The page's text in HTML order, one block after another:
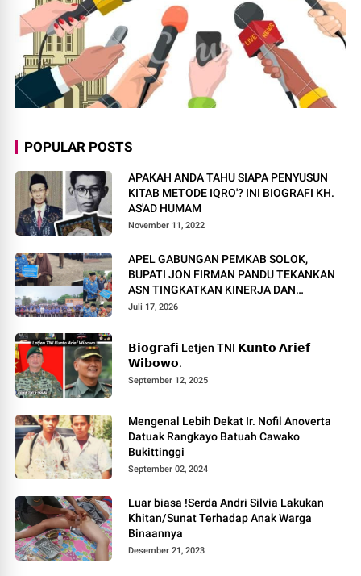
POPULAR POSTS
APAKAH ANDA TAHU SIAPA PENYUSUN
KITAB METODE IQRO'? INI BIOGRAFI KH.
AS'AD HUMAM
November 11, 2022
APEL GABUNGAN PEMKAB SOLOK,
BUPATI JON FIRMAN PANDU TEKANKAN
ASN TINGKATKAN KINERJA DAN
PELAYANAN MASYARAKAT.
Juli 17, 2026
𝗕𝗶𝗼𝗴𝗿𝗮𝗳𝗶 Letjen TNI 𝗞𝘂𝗻𝘁𝗼 𝗔𝗿𝗶𝗲𝗳
𝗪𝗶𝗯𝗼𝘄𝗼.
September 12, 2025
Mengenal Lebih Dekat Ir. Nofil Anoverta
Datuak Rangkayo Batuah Cawako
Bukittinggi
September 02, 2024
Luar biasa !Serda Andri Silvia Lakukan
Khitan/Sunat Terhadap Anak Warga
Binaannya
Desember 21, 2023